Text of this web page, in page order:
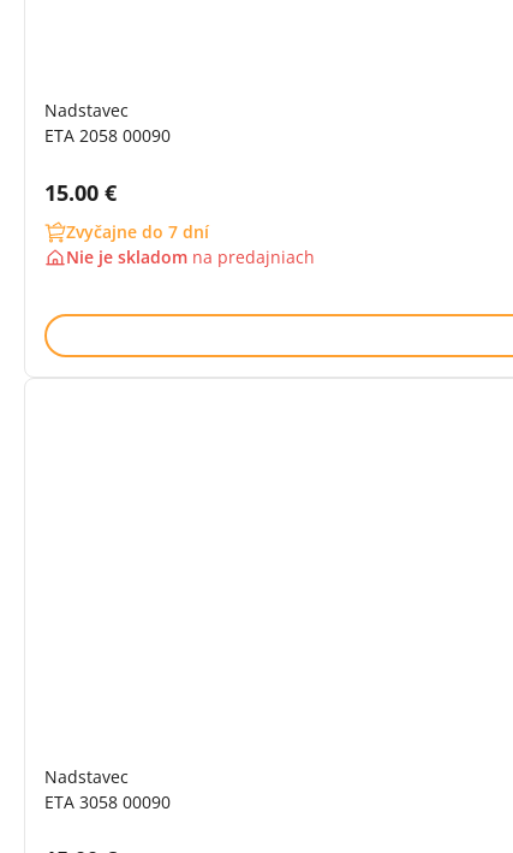
Nadstavec
ETA 2058 00090
Cena s DPH:
15.00 €
Zvyčajne do 7 dní
Nie je skladom na predajniach
Nadstavec
ETA 3058 00090